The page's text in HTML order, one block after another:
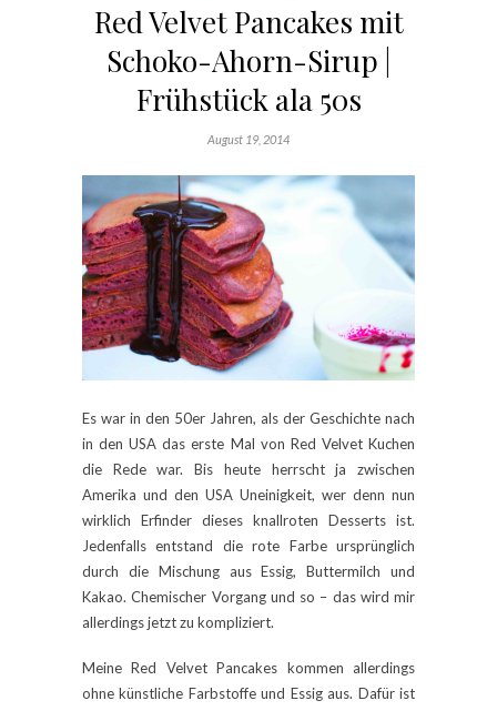
Red Velvet Pancakes mit
Schoko-Ahorn-Sirup |
Frühstück ala 50s
August 19, 2014
Es war in den 50er Jahren, als der Geschichte nach
in den USA das erste Mal von Red Velvet Kuchen
die Rede war. Bis heute herrscht ja zwischen
Amerika und den USA Uneinigkeit, wer denn nun
wirklich Erfinder dieses knallroten Desserts ist.
Jedenfalls entstand die rote Farbe ursprünglich
durch die Mischung aus Essig, Buttermilch und
Kakao. Chemischer Vorgang und so – das wird mir
allerdings jetzt zu kompliziert.
Meine Red Velvet Pancakes kommen allerdings
ohne künstliche Farbstoffe und Essig aus. Dafür ist